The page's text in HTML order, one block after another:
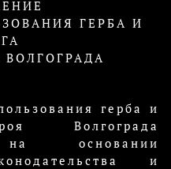
ГЕРБА И
герба и
Волгограда
на основании
и